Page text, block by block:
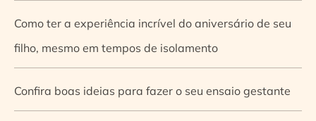
Como ter a experiência incrível do aniversário de seu
filho, mesmo em tempos de isolamento
Confira boas ideias para fazer o seu ensaio gestante